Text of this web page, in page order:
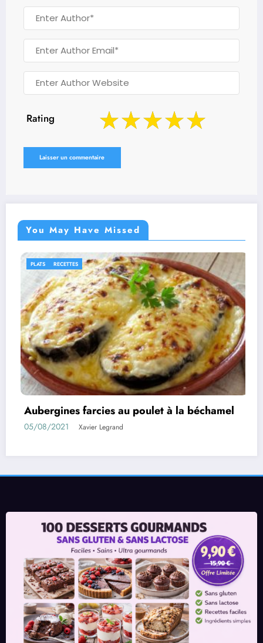
Rating
You May Have Missed
à la béchamel
IDÉES RECETTES RECETTES
Rouleaux d’aubergines